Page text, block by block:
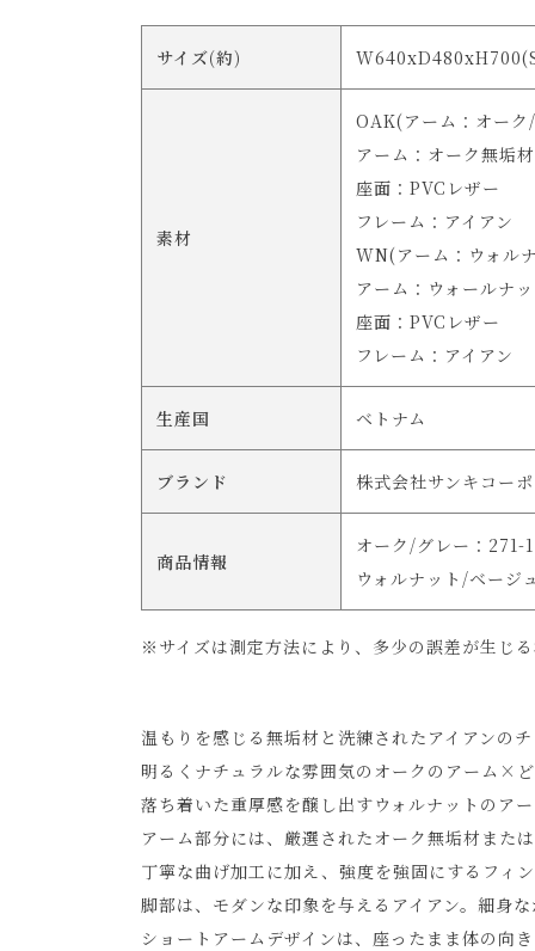
サイズ(約)
素材
OAK(アーム：オー
アーム：オーク無垢材
座面：PVCレザー
フレーム：アイアン
WN(アーム：ウォル
アーム：ウォールナ
座面：PVCレザー
フレーム：アイアン
生産国 ベトナム
ブランド 株式会社サンキコー
商品情報
オーク/グレー：
ウォルナット/ベー
※サイズは測定方法により、多少の誤差が生じ
温もりを感じる無垢材と洗練されたアイアンの
明るくナチュラルな雰囲気のオークのアーム×
落ち着いた重厚感を醸し出すウォルナットのア
アーム部分には、厳選されたオーク無垢材また
丁寧な曲げ加工に加え、強度を強固にするフィ
脚部は、モダンな印象を与えるアイアン。細身
ショートアームデザインは、座ったまま体の向